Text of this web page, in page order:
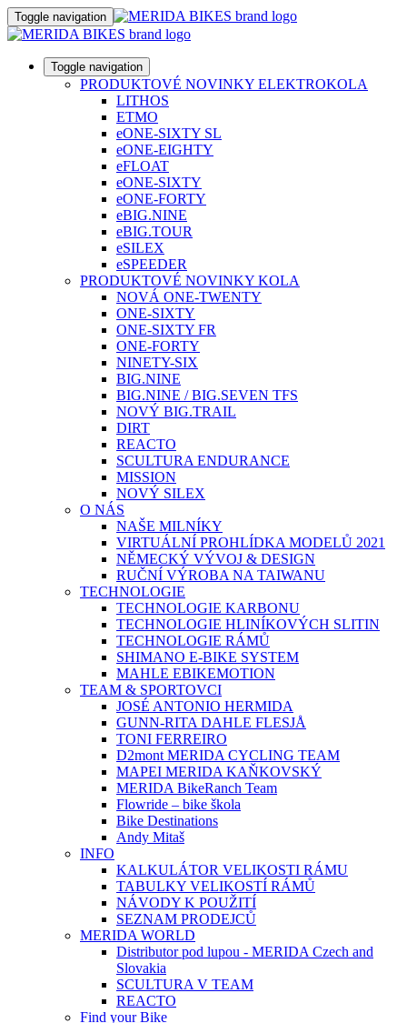
Toggle navigation
Toggle navigation
PRODUKTOVÉ NOVINKY ELEKTROKOLA
LITHOS
ETMO
eONE-SIXTY SL
eONE-EIGHTY
eFLOAT
eONE-SIXTY
eONE-FORTY
eBIG.NINE
eBIG.TOUR
eSILEX
eSPEEDER
PRODUKTOVÉ NOVINKY KOLA
NOVÁ ONE-TWENTY
ONE-SIXTY
ONE-SIXTY FR
ONE-FORTY
NINETY-SIX
BIG.NINE
BIG.NINE / BIG.SEVEN TFS
NOVÝ BIG.TRAIL
DIRT
REACTO
SCULTURA ENDURANCE
MISSION
NOVÝ SILEX
O NÁS
NAŠE MILNÍKY
VIRTUÁLNÍ PROHLÍDKA MODELŮ 2021
NĚMECKÝ VÝVOJ & DESIGN
RUČNÍ VÝROBA NA TAIWANU
TECHNOLOGIE
TECHNOLOGIE KARBONU
TECHNOLOGIE HLINÍKOVÝCH SLITIN
TECHNOLOGIE RÁMŮ
SHIMANO E-BIKE SYSTEM
MAHLE EBIKEMOTION
TEAM & SPORTOVCI
JOSÉ ANTONIO HERMIDA
GUNN-RITA DAHLE FLESJÅ
TONI FERREIRO
D2mont MERIDA CYCLING TEAM
MAPEI MERIDA KAŇKOVSKÝ
MERIDA BikeRanch Team
Flowride – bike škola
Bike Destinations
Andy Mitaš
INFO
KALKULÁTOR VELIKOSTI RÁMU
TABULKY VELIKOSTÍ RÁMŮ
NÁVODY K POUŽITÍ
SEZNAM PRODEJCŮ
MERIDA WORLD
Distributor pod lupou - MERIDA Czech and
Slovakia
SCULTURA V TEAM
REACTO
Find your Bike